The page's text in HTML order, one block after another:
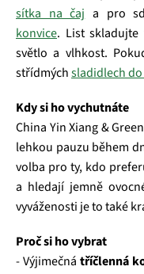
sítka na čaj a pro
konvice. List skladujte
světlo a vlhkost.
střídmýchsladidlech do
Kdy si ho vychutnáte
China Yin Xiang &
lehkou pauzu během
volba pro ty, kdo
a hledají jemně
vyváženosti je to také
Proč si ho vybrat
- Výjimečnátříčlenná